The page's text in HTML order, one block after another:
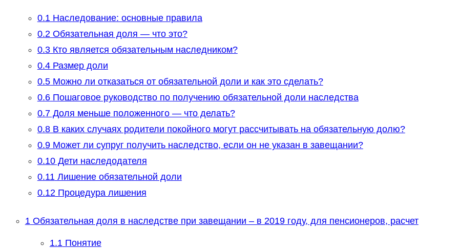
0.1Наследование: основные правила
0.2Обязательная доля — что это?
0.3Кто является обязательным наследником?
0.4Размер доли
0.5Можно ли отказаться от обязательной доли и как это сделать?
0.6Пошаговое руководство по получению обязательной доли наследства
0.7Доля меньше положенного — что делать?
0.8В каких случаях родители покойного могут рассчитывать на обязательную долю?
0.9Может ли супруг получить наследство, если он не указан в завещании?
0.10Дети наследодателя
0.11Лишение обязательной доли
0.12Процедура лишения
1Обязательная доля в наследстве при завещании – в 2019 году, для пенсионеров, расчет
1.1Понятие